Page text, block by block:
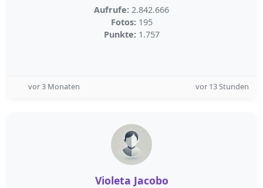
Aufrufe: 2.842.666
Fotos: 195
Punkte: 1.757
vor 3 Monaten vor 13 Stunden
Violeta Jacobo